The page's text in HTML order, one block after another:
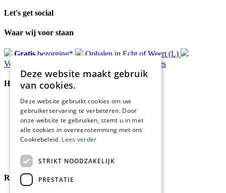
Let's get social
Waar wij voor staan
Gratisbezorging*
Ophalen in Echt of Weert (L)
Verzonden
advies
Handige Links
Home
Klantenservice
Over ons
Blog
Privacyverklaring
Cookies
Reviewmerk
Deze website maakt gebruik
van cookies.
Deze website gebruikt cookies om uw
gebruikerservaring te verbeteren. Door
onze website te gebruiken, stemt u in met
alle cookies in overeenstemming met ons
Cookiebeleid. Lees verder
STRIKT NOODZAKELIJK
PRESTATIE